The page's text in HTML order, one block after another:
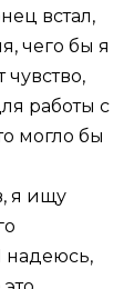
встал,
чего бы я
чувство,
работы с
могло бы
я ищу
надеюсь,